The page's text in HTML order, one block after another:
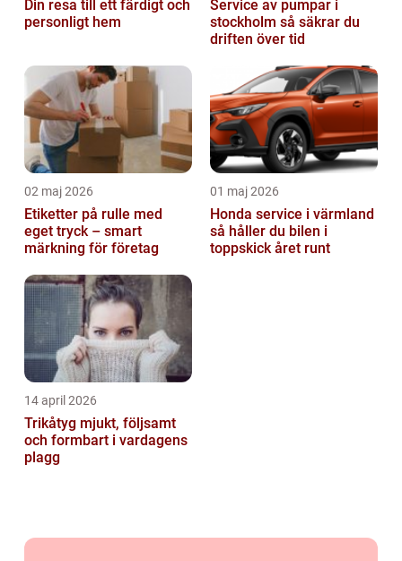
Din resa till ett färdigt och
personligt hem
Service av pumpar i
stockholm så säkrar du
driften över tid
02 maj 2026
Etiketter på rulle med
eget tryck – smart
märkning för företag
01 maj 2026
Honda service i värmland
så håller du bilen i
toppskick året runt
14 april 2026
Trikåtyg mjukt, följsamt
och formbart i vardagens
plagg